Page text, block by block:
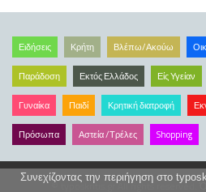
Ειδήσεις Κρήτη Βλέπω/Ακούω
Παράδοση Εκτός Ελλάδος Είς Υγείαν
Γυναίκα Παιδί Κρητική διατροφή
Πρόσωπα Αστεία /Τρέλες Shopping
© typoskritis.gr All rights reserved.
Συνεχίζοντας την περιήγηση στο